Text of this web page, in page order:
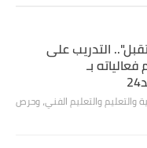
التدريب على
بـ
والتعليم والتعليم الفني، وحرص